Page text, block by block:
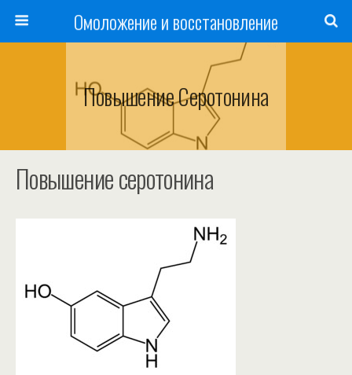
Омоложение и восстановление
Повышение Серотонина
Повышение серотонина